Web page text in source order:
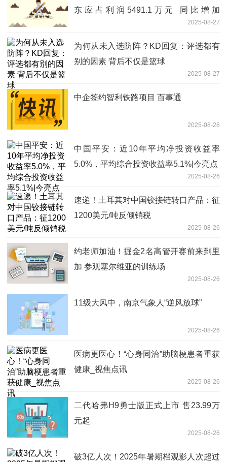
东应占利润5491.1万元 同比增加
2025-08-27
为何从未入选防阵？KD回复：评选都有
别的因素 背后不仅是篮球
2025-08-27
中企签约智利铁路项目 百事通
2025-08-26
中国平安：近10年平均净投资收益率
5.0%，平均综合投资收益率5.1%|今亮点
2025-08-26
速递！土耳其对中国铰接链转口产品：征
1200美元/吨反倾销税
2025-08-26
约老师加油！掘金2名高管开赛前来到里
加 参观塞尔维亚的训练场
2025-08-26
11级大风中，南京气象人“逆风放球”
2025-08-26
医病更医心！“心身同治”助脑梗患者重获
健康_视焦点讯
2025-08-26
二代哈弗H9勇士版正式上市 售23.99万
元起
2025-08-26
破3亿人次！2025年暑期档观影人次超过